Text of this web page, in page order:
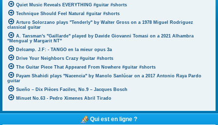
Quiet Music Reveals EVERYTHING #guitar #shorts
Technique Should Feel Natural #guitar #shorts
Arturo Solorzano plays "Tenderly" by Walter Gross on a 1978 Miguel Rodriguez
classical guitar
A. Tansman's "Gaillarde" played by Davide Giovanni Tomasi on a 2021 Alhambra
"Mengual y Margarit NT"
Delcamp. J.F: - TANGO en la mieur opus 3a
Drive Your Neighbors Crazy #guitar #shorts
The Guitar Piece That Appeared From Nowhere #guitar #shorts
Payam Shahidi plays "Nacencia" by Manolo Sanlúcar on a 2017 Antonio Raya Pardo
guitar
Sueño – Dix Pièces Faciles, No.9 – Jacques Bosch
Minuet No.63 - Pedro Ximenes Abril Tirado
Qui est en ligne ?